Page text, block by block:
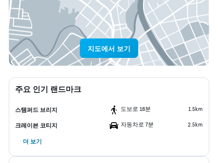
지도에서 보기
주요 인기 랜드마크
스탬퍼드 브리지 도보로 18분 1.5km
크레이븐 코티지 자동차로 7분 2.5km
더 보기